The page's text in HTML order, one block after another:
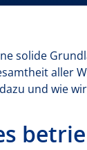
solide
aller
und wie